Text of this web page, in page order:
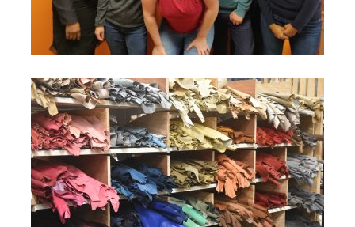
LA RÉSERVE DES ARTS
Insertion par la formation, Pantin